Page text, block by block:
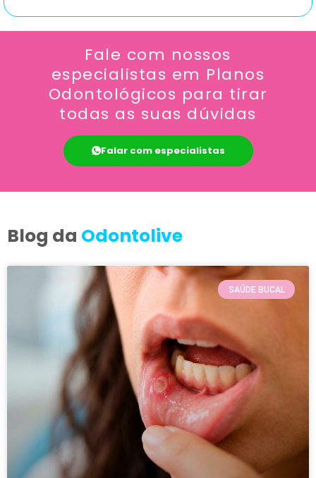
Fale com nossos
especialistas em Planos
Odontológicos para tirar
todas as suas dúvidas
Falar com especialistas
Blog da Odontolive
SAÚDE BUCAL